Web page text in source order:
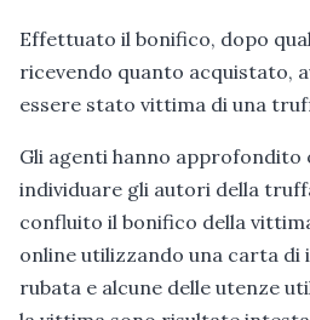
Effettuato il bonifico, dopo
ricevendo quanto acquistato,
essere stato vittima di una
Gli agenti hanno approfondito
individuare gli autori della
confluito il bonifico della
online utilizzando una carta
rubata e alcune delle utenze